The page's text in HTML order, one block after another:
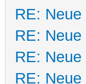
RE:
RE:
RE:
RE: